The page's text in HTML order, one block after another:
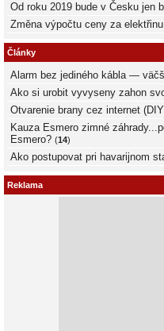
Od roku 2019 bude v Česku jen
Změna výpočtu ceny za
Články
Alarm bez jediného kábla —
Ako si urobit vyvyseny zahon
Otvarenie brany cez internet
Kauza Esmero zimné
Esmero? (14)
Ako postupovat pri havarijnom
Reklama